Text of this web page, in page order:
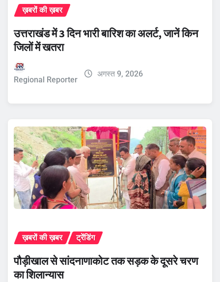
ख़बरों की ख़बर
उत्तराखंड में 3 दिन भारी बारिश का अलर्ट, जानें किन
जिलों में खतरा
Regional Reporter
अगस्त 9, 2026
ख़बरों की ख़बर ट्रेंडिंग
पौड़ीखाल से सांदनाणाकोट तक सड़क के दूसरे चरण
का शिलान्यास